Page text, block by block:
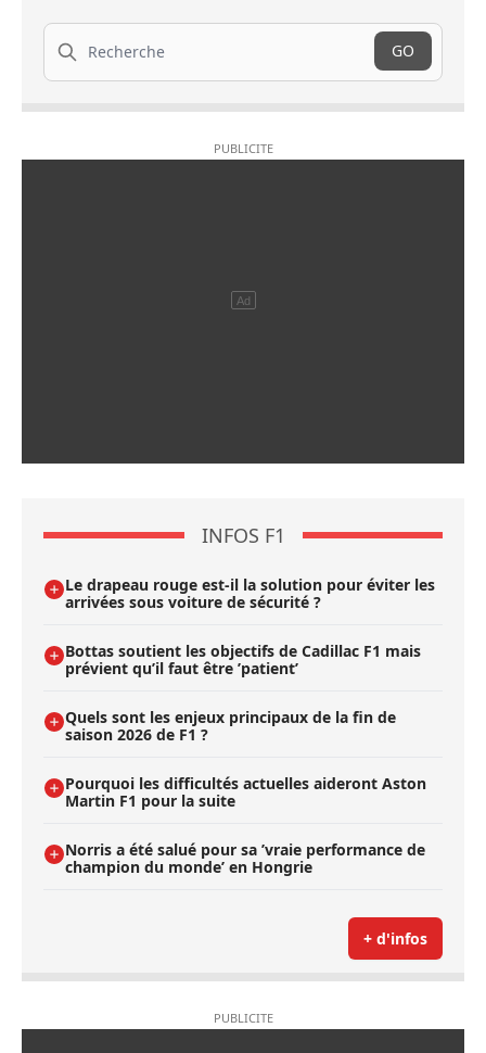
Recherche
GO
INFOS F1
Le drapeau rouge est-il la solution pour éviter les
arrivées sous voiture de sécurité ?
Bottas soutient les objectifs de Cadillac F1 mais
prévient qu’il faut être ’patient’
Quels sont les enjeux principaux de la fin de
saison 2026 de F1 ?
Pourquoi les difficultés actuelles aideront Aston
Martin F1 pour la suite
Norris a été salué pour sa ’vraie performance de
champion du monde’ en Hongrie
+ d'infos